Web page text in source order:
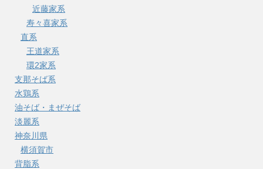
近藤家系
寿々喜家系
直系
王道家系
環2家系
支那そば系
水鶏系
油そば・まぜそば
淡麗系
神奈川県
横須賀市
背脂系